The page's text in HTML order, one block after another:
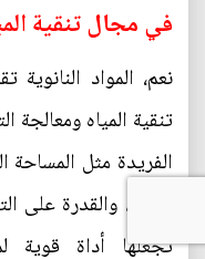
في مجال تنقية
نعم، المواد
تنقية المياه
الفريدة مثل المساحة
العالي، والقدرة
تجعلها أداة قوية